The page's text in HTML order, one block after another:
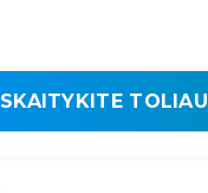
SKAITYKITE TOLIAU